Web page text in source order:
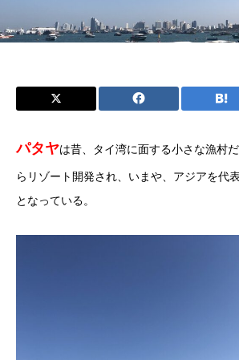
パタヤは昔、タイ湾に面する小さな漁村
らリゾート開発され、いまや、アジアを代
となっている。